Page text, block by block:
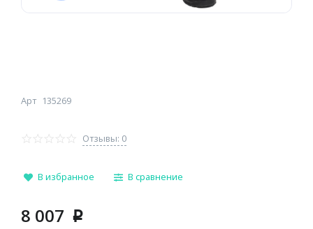
Арт 135269
Отзывы: 0
В избранное В сравнение
8 007 p